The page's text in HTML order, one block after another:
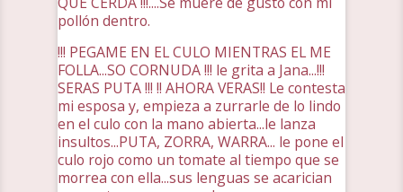
pollón dentro.
!!! PEGAME EN EL CULO MIENTRAS EL ME
FOLLA...SO CORNUDA !!! le grita a Jana...!!!
SERAS PUTA !!! !! AHORA VERAS!! Le contesta
mi esposa y, empieza a zurrarle de lo lindo
en el culo con la mano abierta...le lanza
insultos...PUTA, ZORRA, WARRA... le pone el
culo rojo como un tomate al tiempo que se
morrea con ella...sus lenguas se acarician